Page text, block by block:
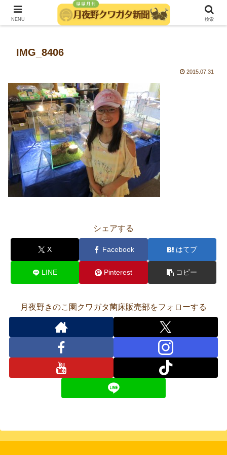
発行：月夜野きのこ園クワガタ菌床販売部
IMG_8406
2015.07.31
シェアする
X Facebook はてブ
LINE Pinterest コピー
月夜野きのこ園クワガタ菌床販売部をフォローする
NENU 検索